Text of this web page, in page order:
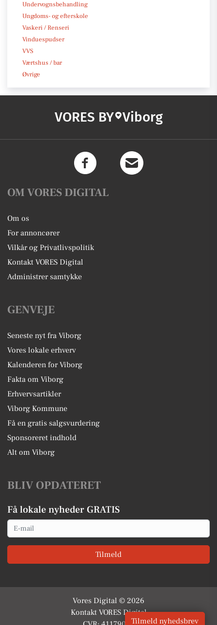
Undervognsbehandling
Ungdoms- og efterskole
Vaskeri / Renseri
Vinduespudser
VVS
Værtshus / bar
Øvrige
VORES BY Viborg
OM VORES DIGITAL
Om os
For annoncører
Vilkår og Privatlivspolitik
Kontakt VORES Digital
Administrer samtykke
GENVEJE
Seneste nyt fra Viborg
Vores lokale erhverv
Kalenderen for Viborg
Fakta om Viborg
Erhvervsartikler
Viborg Kommune
Få en gratis salgsvurdering
Sponsoreret indhold
Alt om Viborg
BLIV OPDATERET
Få lokale nyheder GRATIS
Email
Tilmeld
Vores Digital © 2026
Kontakt VORES Digital
Tilmeld nyhedsbrev